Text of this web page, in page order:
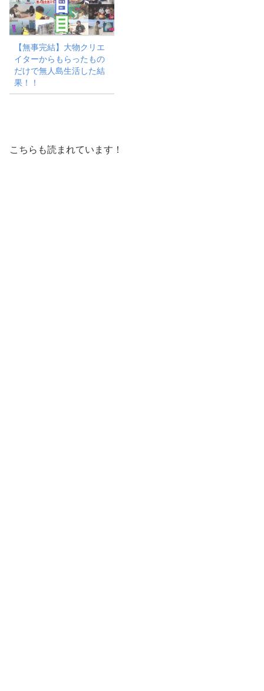
【無事完結】大物クリエ
イターからもらったもの
だけで無人島生活した結
果！！
こちらも読まれています！